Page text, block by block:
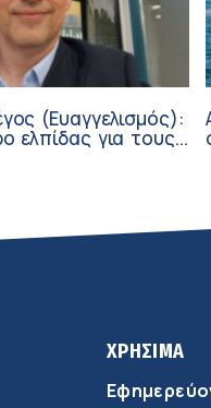
(Ευαγγελισμός):
ελπίδας για τους
ΧΡΗΣΙΜΑ